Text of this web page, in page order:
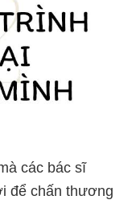
các bác sĩ
để chấn thương